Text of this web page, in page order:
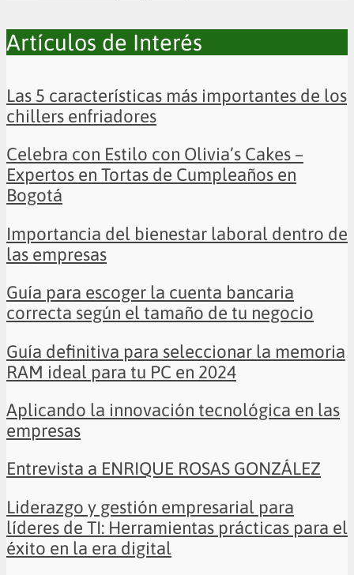
Artículos de Interés
Las 5 características más importantes de los
chillers enfriadores
Celebra con Estilo con Olivia’s Cakes –
Expertos en Tortas de Cumpleaños en
Bogotá
Importancia del bienestar laboral dentro de
las empresas
Guía para escoger la cuenta bancaria
correcta según el tamaño de tu negocio
Guía definitiva para seleccionar la memoria
RAM ideal para tu PC en 2024
Aplicando la innovación tecnológica en las
empresas
Entrevista a ENRIQUE ROSAS GONZÁLEZ
Liderazgo y gestión empresarial para
líderes de TI: Herramientas prácticas para el
éxito en la era digital